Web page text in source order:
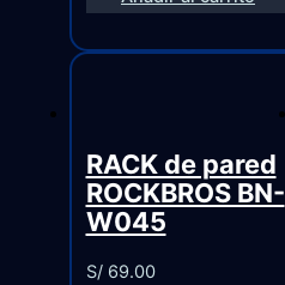
RACK de pared
ROCKBROS BN-
W045
S/69.00